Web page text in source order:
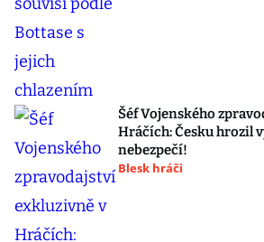
Šéf Vojenského
Hráčích: Česku hrozil
nebezpečí!
Blesk hráči